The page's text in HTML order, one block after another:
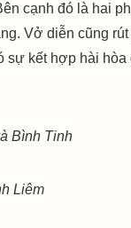
cạnh đó là hai
Vở diễn cũng
sự kết hợp hài
Bình Tinh
Liêm